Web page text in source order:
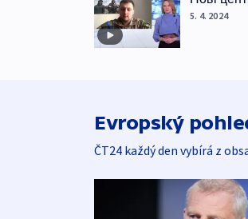
5. 4. 2024
Evropský
ČT24 každý den vybírá z